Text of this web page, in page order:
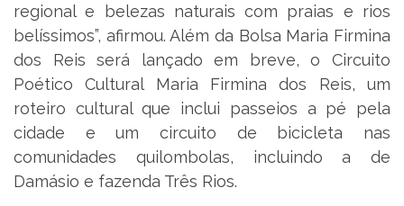
regional e belezas naturais com praias e rios
belíssimos”, afirmou. Além da Bolsa Maria Firmina
dos Reis será lançado em breve, o Circuito
Poético Cultural Maria Firmina dos Reis, um
roteiro cultural que inclui passeios a pé pela
cidade e um circuito de bicicleta nas
comunidades quilombolas, incluindo a de
Damásio e fazenda Três Rios.